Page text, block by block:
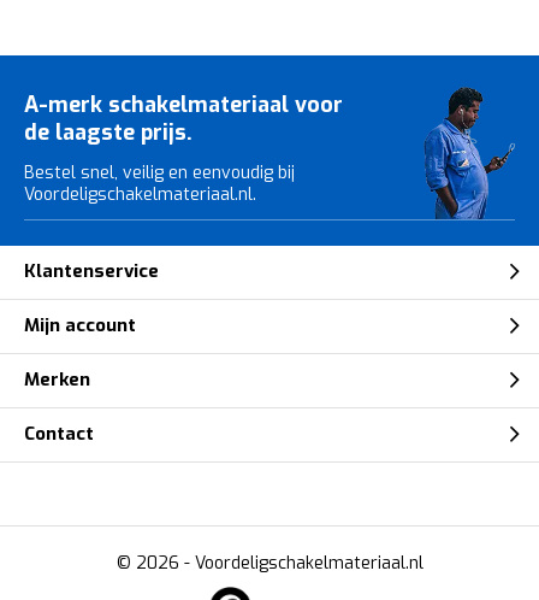
A-merk schakelmateriaal voor
de laagste prijs.
Bestel snel, veilig en eenvoudig bij
Voordeligschakelmateriaal.nl.
Klantenservice
Mijn account
Merken
Contact
© 2026 - Voordeligschakelmateriaal.nl